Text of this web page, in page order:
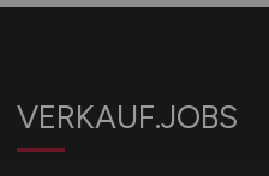
VERKAUF.JOBS